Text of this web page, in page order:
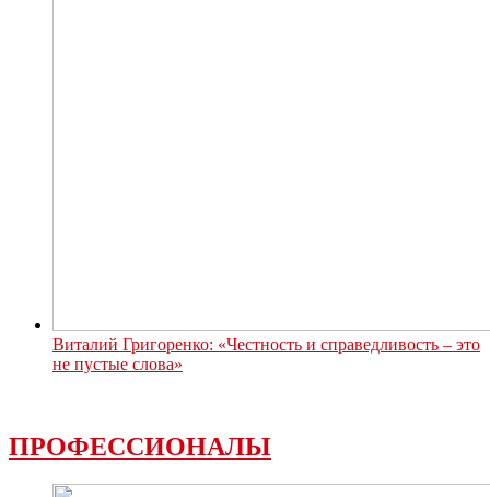
Виталий Григоренко: «Честность и справедливость – это
не пустые слова»
ПРОФЕССИОНАЛЫ